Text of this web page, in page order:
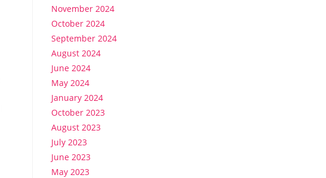
November 2024
October 2024
September 2024
August 2024
June 2024
May 2024
January 2024
October 2023
August 2023
July 2023
June 2023
May 2023